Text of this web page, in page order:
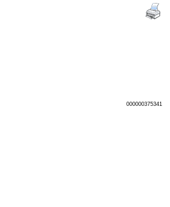
000000375341